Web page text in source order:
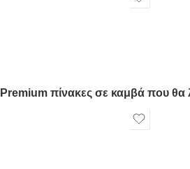
Premium πίνακες σε καμβά που θα